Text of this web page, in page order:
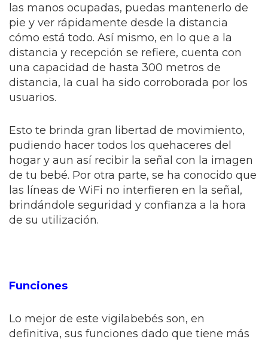
las manos ocupadas, puedas mantenerlo de
pie y ver rápidamente desde la distancia
cómo está todo. Así mismo, en lo que a la
distancia y recepción se refiere, cuenta con
una capacidad de hasta 300 metros de
distancia, la cual ha sido corroborada por los
usuarios.
Esto te brinda gran libertad de movimiento,
pudiendo hacer todos los quehaceres del
hogar y aun así recibir la señal con la imagen
de tu bebé. Por otra parte, se ha conocido que
las líneas de WiFi no interfieren en la señal,
brindándole seguridad y confianza a la hora
de su utilización.
Funciones
Lo mejor de este vigilabebés son, en
definitiva, sus funciones dado que tiene más